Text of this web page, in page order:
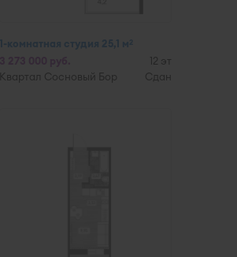
1-комнатная студия 25,1 м2
12 эт
Квартал Сосновый Бор
Сдан